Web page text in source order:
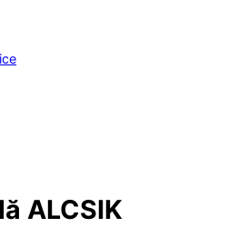
ALCSIK